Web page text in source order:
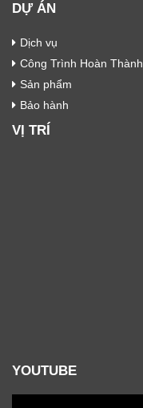
DỰ ÁN
Dịch vụ
Công Trình Hoàn Thành
Sản phẩm
Bảo hành
VỊ TRÍ
YOUTUBE